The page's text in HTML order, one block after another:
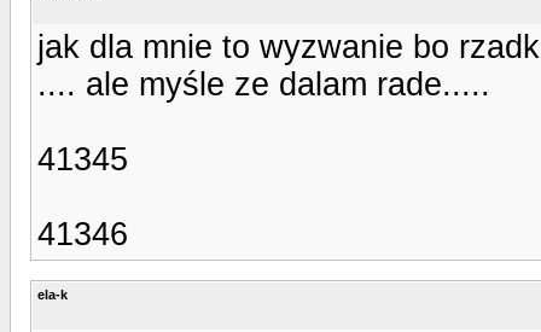
jak dla mnie to wyzwanie bo
.... ale myśle ze dalam rade.....
41345
41346
ela-k